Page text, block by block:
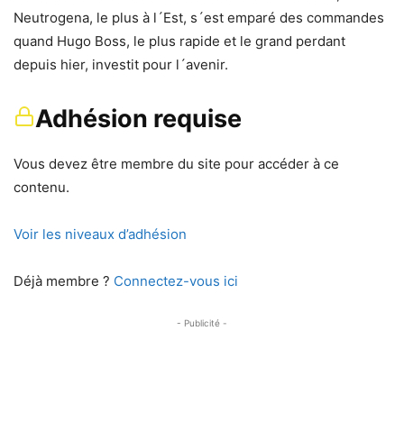
Neutrogena, le plus à l´Est, s´est emparé des commandes
quand Hugo Boss, le plus rapide et le grand perdant
depuis hier, investit pour l´avenir.
Adhésion requise
Vous devez être membre du site pour accéder à ce
contenu.
Voir les niveaux d’adhésion
Déjà membre ? Connectez-vous ici
- Publicité -